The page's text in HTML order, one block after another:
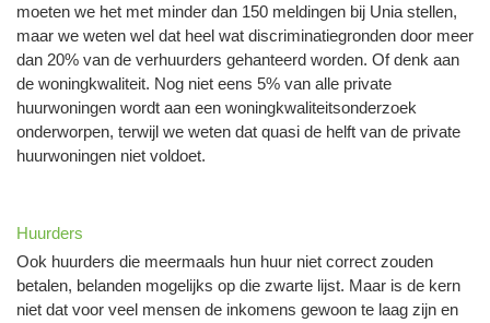
moeten we het met minder dan 150 meldingen bij Unia stellen,
maar we weten wel dat heel wat discriminatiegronden door meer
dan 20% van de verhuurders gehanteerd worden. Of denk aan
de woningkwaliteit. Nog niet eens 5% van alle private
huurwoningen wordt aan een woningkwaliteitsonderzoek
onderworpen, terwijl we weten dat quasi de helft van de private
huurwoningen niet voldoet.
Huurders
Ook huurders die meermaals hun huur niet correct zouden
betalen, belanden mogelijks op die zwarte lijst. Maar is de kern
niet dat voor veel mensen de inkomens gewoon te laag zijn en